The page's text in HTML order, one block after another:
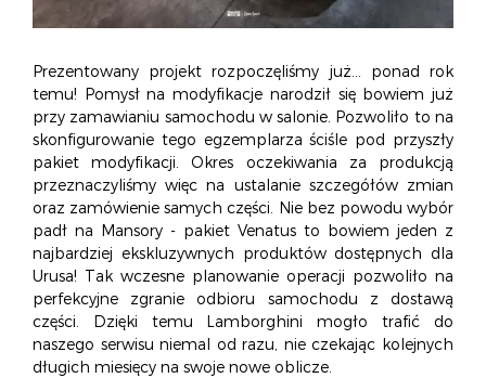
Prezentowany projekt rozpoczęliśmy już... ponad rok
temu! Pomysł na modyfikacje narodził się bowiem już
przy zamawianiu samochodu w salonie. Pozwoliło to na
skonfigurowanie tego egzemplarza ściśle pod przyszły
pakiet modyfikacji. Okres oczekiwania za produkcją
przeznaczyliśmy więc na ustalanie szczegółów zmian
oraz zamówienie samych części. Nie bez powodu wybór
padł na Mansory - pakiet Venatus to bowiem jeden z
najbardziej ekskluzywnych produktów dostępnych dla
Urusa! Tak wczesne planowanie operacji pozwoliło na
perfekcyjne zgranie odbioru samochodu z dostawą
części. Dzięki temu Lamborghini mogło trafić do
naszego serwisu niemal od razu, nie czekając kolejnych
długich miesięcy na swoje nowe oblicze.